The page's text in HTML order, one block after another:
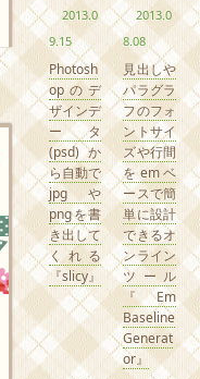
2013.0
9.15
Photosh
opのデ
ザインデ
ータ
(psd)か
ら自動で
jpgや
pngを書
き出して
くれる
『slicy』
2013.0
8.08
見出しや
パラグラ
フのフォ
ントサイ
ズや行間
をemベ
ースで簡
単に設計
できるオ
ンライン
ツール
『Em
Baseline
Generat
or』